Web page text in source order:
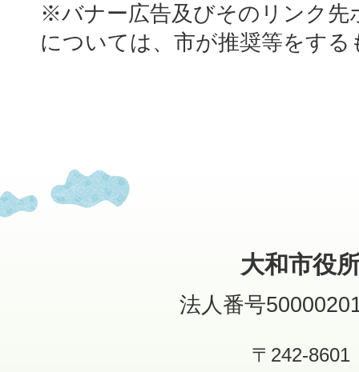
※バナー広告及びそのリンク先
については、市が推奨等をす
大和市役
法人番号
〒242-8601